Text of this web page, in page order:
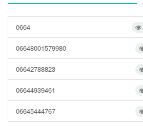
0664
06648001579980
06642788823
06644939461
06645444767